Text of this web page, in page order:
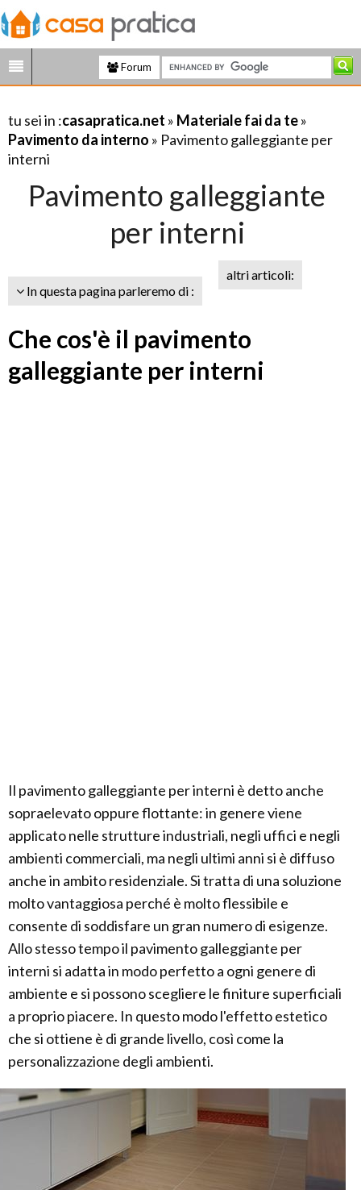
Forum
tu sei in :casapratica.net » Materiale fai da te»
Pavimento da interno » Pavimento galleggiante per
interni
Pavimento galleggiante
per interni
In questa pagina parleremo di :
altri articoli:
Che cos'è il pavimento
galleggiante per interni
Il pavimento galleggiante per interni è detto anche
sopraelevato oppure flottante: in genere viene
applicato nelle strutture industriali, negli uffici e negli
ambienti commerciali, ma negli ultimi anni si è diffuso
anche in ambito residenziale. Si tratta di una soluzione
molto vantaggiosa perché è molto flessibile e
consente di soddisfare un gran numero di esigenze.
Allo stesso tempo il pavimento galleggiante per
interni si adatta in modo perfetto a ogni genere di
ambiente e si possono scegliere le finiture superficiali
a proprio piacere. In questo modo l'effetto estetico
che si ottiene è di grande livello, così come la
personalizzazione degli ambienti.